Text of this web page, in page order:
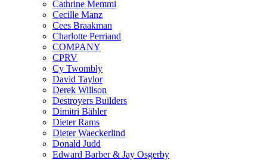
Cathrine Memmi
Cecille Manz
Cees Braakman
Charlotte Perriand
COMPANY
CPRV
Cy Twombly
David Taylor
Derek Willson
Destroyers Builders
Dimitri Bähler
Dieter Rams
Dieter Waeckerlind
Donald Judd
Edward Barber & Jay Osgerby